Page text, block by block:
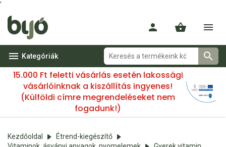
'
Kategóriák
15.000 Ft feletti vásárlás esetén lakossági
vásárlóinknak a kiszállítás ingyenes!
(Külföldi címre megrendeléseket nem
fogadunk!)
Kezdőoldal
Étrend-kiegészítő